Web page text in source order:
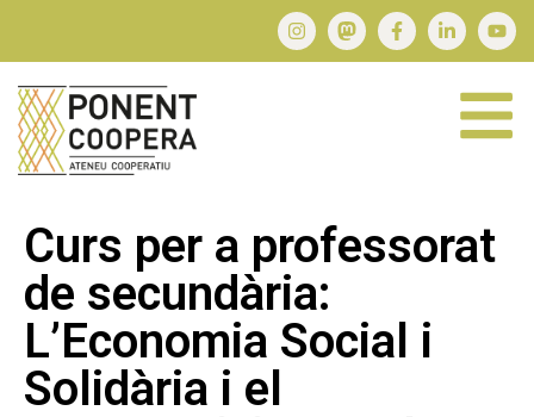
Curs per a professorat
de secundària:
L’Economia Social i
Solidària i el